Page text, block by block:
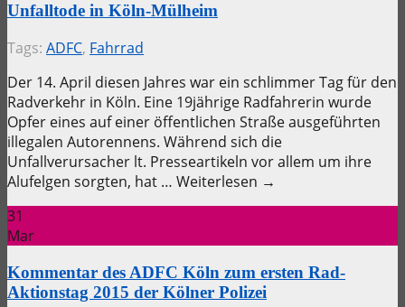
Unfalltode in Köln-Mülheim
Tags: ADFC, Fahrrad
Der 14. April diesen Jahres war ein schlimmer Tag für den
Radverkehr in Köln. Eine 19jährige Radfahrerin wurde
Opfer eines auf einer öffentlichen Straße ausgeführten
illegalen Autorennens. Während sich die
Unfallverursacher lt. Presseartikeln vor allem um ihre
Alufelgen sorgten, hat … Weiterlesen →
31
Mar
Kommentar des ADFC Köln zum ersten Rad-
Aktionstag 2015 der Kölner Polizei